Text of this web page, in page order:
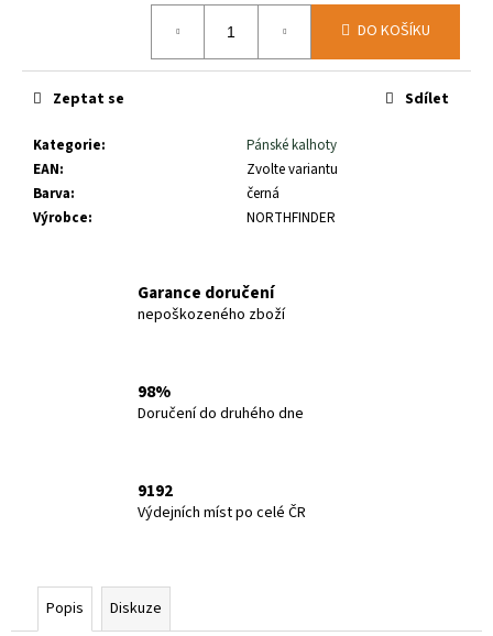
DO KOŠÍKU
Kategorie:
Pánské kalhoty
EAN:
Zvolte variantu
Barva:
černá
Výrobce: NORTHFINDER
Zeptat se Sdílet
Garance doručení
nepoškozeného zboží
98%
Doručení do druhého dne
9192
Výdejních míst po celé ČR
Popis Diskuze
m
e
SALOMON
ULTRA
360
LTR